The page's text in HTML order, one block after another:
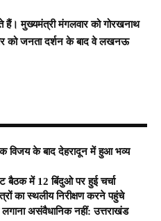
हैं। मुख्यमंत्री मंगलवार को गोरखनाथ
को जनता दर्शन के बाद वे लखनऊ
विजय के बाद देहरादून में हुआ भव्य
बैठक में 12 बिंदुओ पर हुई चर्चा
का स्थलीय निरीक्षण करने पहुंचे
असंवैधानिक नहीं: उत्तराखंड